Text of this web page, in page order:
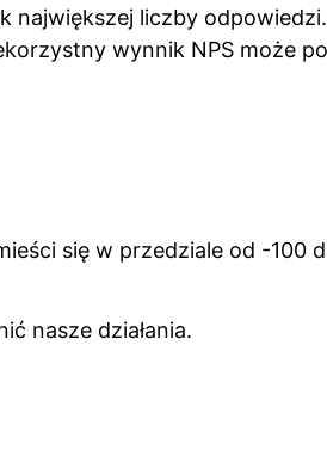
największej liczby
wynnik NPS może
się w przedziale od -100
nasze działania.